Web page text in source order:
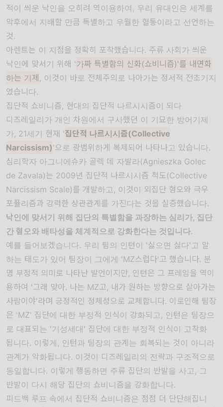
적이 씌운 낙인을 오히려 역이용하여, 우리 유대인은 세계를
막후에서 지배할 만큼 특별하고 우월한 혈통이라고 선언하는
것.
아렌트는 이 지점을 정확히 포착했습니다. 주류 사회가 씌운
낙인에 맞서기 위해 '가짜 특별함의 신화(쇼비니즘)'를 내면화
하는 기제 , 이것이 바로 전체주의로 나아가는 정서적 전초기지
였습니다.
집단적 쇼비니즘, 현대의 집단적 나르시시즘이 되다
디즈레일리가 개인 차원에서 구사했던 이 기묘한 방어기제
가, 21세기 현재 '집단적 나르시시즘(Collective
Narcissism)'으로 광범위하게 복제되어 나타나고 있습니다.
심리학자 아그니에슈카 골렉 데 자발라(Agnieszka Golec
de Zavala)는 2009년 집단적 나르시시즘 척도(Collective
Narcissism Scale)를 개발하고, 이것이 외집단 혐오와 극우
포퓰리즘과 강력한 상관관계를 가진다는 것을 실증했습니다.
낙인에 맞서기 위해 집단의 특별함을 과장하는 심리가, 집단
간 혐오와 배타성을 체계적으로 강화한다는 것입니다.
예를 들어보겠습니다. 우리 팀의 인턴이 '싫으면 싫다'고 말
하는 태도가 있어 팀장이 그에게 'MZ스럽다'고 했습니다. 분
명 부정적 의미로 나타난 발언이지만, 인턴은 그 프레임을 역이
용하여 '그래 맞아. 나는 MZ고, 내가 원하는 방향으로 살아가는
사람이야'라며 긍정적인 정체성으로 교체합니다. 이로인해 팀장
은 'MZ' 집단에 대한 부정적 인식이 강화되고, 인턴은 팀장으
로 대표되는 '기성세대' 집단에 대한 부정적 인식이 고착화
됩니다. 이렇게, 인턴과 팀장의 관계는 회복되는 것이 아니라
관계가 악화됩니다. 이것이 디즈레일리의 전략과 구조적으로
동일합니다. 이렇게 행동하면 주류 집단의 반발을 사고, 그
반발이 다시 해당 집단의 쇼비니즘을 강화합니다.
피드백 루프 속에서 집단적 쇼비니즘은 점점 더 단단해집니